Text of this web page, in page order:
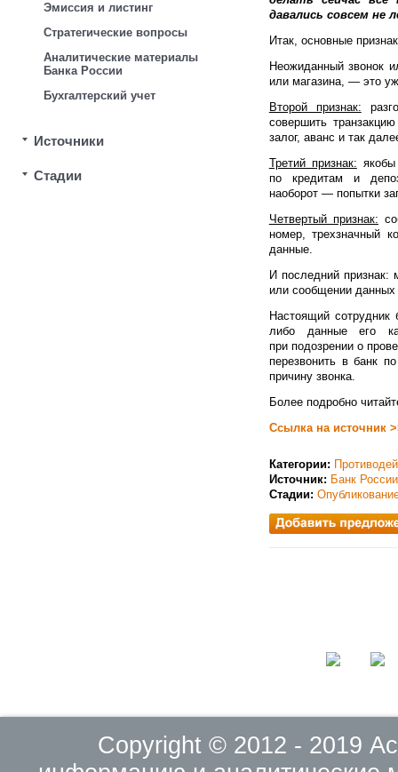
Эмиссия и листинг
Стратегические вопросы
Аналитические материалы
Банка России
Бухгалтерский учет
Источники
Стадии
давались совсем не
Итак, основные
Неожиданный звонок
или магазина, — это
Второй признак:
совершить
залог, аванс и так
Третий признак:
по кредитам и
наоборот — попытки
Четвертый признак:
номер, трехзначный
данные.
И последний признак:
или сообщении данных
Настоящий сотрудник
либо данные его
при подозрении о
перезвонить в банк
причину звонка.
Более подробно
Ссылка на источник
Категории:
Источник: Банк России
Стадии:
Copyright © 2012 - 2019